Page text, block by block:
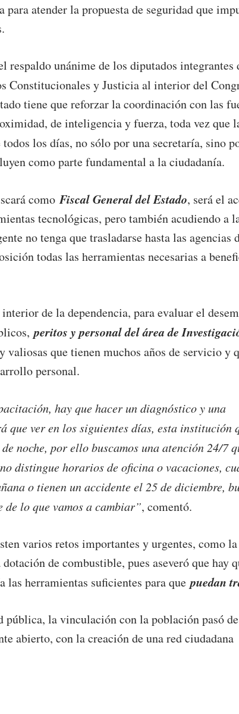
atender la propuesta de seguridad que
respaldo unánime de los diputados integrantes
Constitucionales y Justicia al interior del
tiene que reforzar la coordinación con las
de inteligencia y fuerza, toda vez que
todos los días, no sólo por una secretaría, sino
como parte fundamental a la ciudadanía.
como Fiscal General del Estado, será el
tecnológicas, pero también acudiendo a
no tenga que trasladarse hasta las agencias
todas las herramientas necesarias a
de la dependencia, para evaluar el
peritos y personal del área de
valiosas que tienen muchos años de servicio y
personal.
hay que hacer un diagnóstico y una
que ver en los siguientes días, esta institución
noche, por ello buscamos una atención 24/7
distingue horarios de oficina o vacaciones,
o tienen un accidente el 25 de diciembre,
lo que vamos a cambiar”, comentó.
varios retos importantes y urgentes, como la
de combustible, pues aseveró que hay
las herramientas suficientes para quepuedan
pública, la vinculación con la población pasó
abierto, con la creación de una red ciudadana